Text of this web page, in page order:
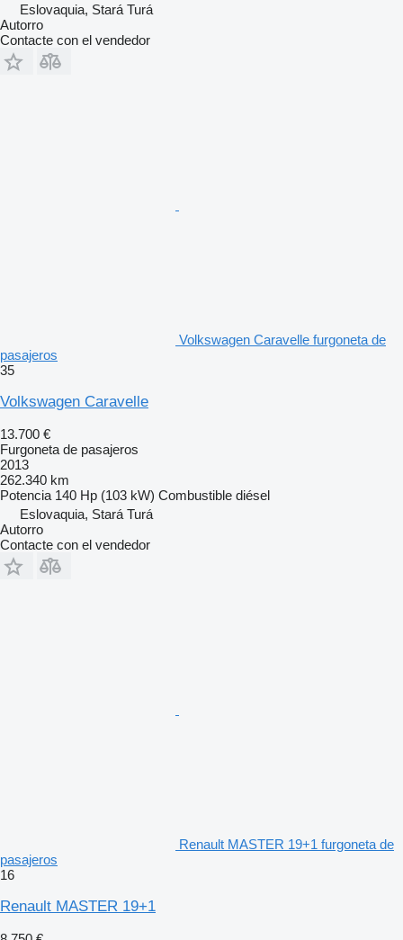
Eslovaquia, Stará Turá
Autorro
Contacte con el vendedor
Volkswagen Caravelle furgoneta de
pasajeros
35
Volkswagen Caravelle
13.700 €
Furgoneta de pasajeros
2013
262.340 km
Potencia 140 Hp (103 kW) Combustible diésel
Eslovaquia, Stará Turá
Autorro
Contacte con el vendedor
Renault MASTER 19+1 furgoneta de
pasajeros
16
Renault MASTER 19+1